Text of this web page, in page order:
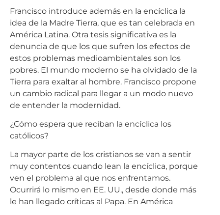
Francisco introduce además en la encíclica la
idea de la Madre Tierra, que es tan celebrada en
América Latina. Otra tesis significativa es la
denuncia de que los que sufren los efectos de
estos problemas medioambientales son los
pobres. El mundo moderno se ha olvidado de la
Tierra para exaltar al hombre. Francisco propone
un cambio radical para llegar a un modo nuevo
de entender la modernidad.
¿Cómo espera que reciban la encíclica los
católicos?
La mayor parte de los cristianos se van a sentir
muy contentos cuando lean la encíclica, porque
ven el problema al que nos enfrentamos.
Ocurrirá lo mismo en EE. UU., desde donde más
le han llegado críticas al Papa. En América